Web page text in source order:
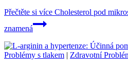
Přečtěte si více Cholesterol pod
znamená
Problémy s tlakem | Zdravotní